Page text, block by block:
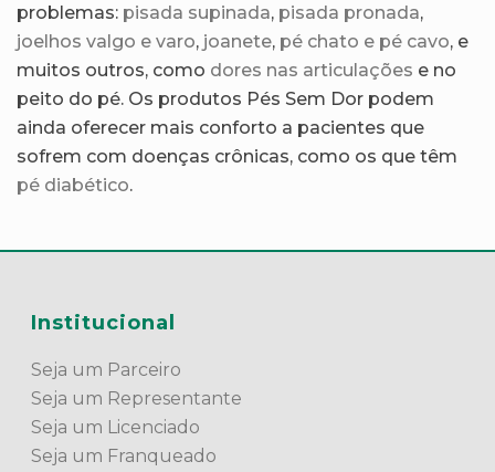
problemas: pisada supinada, pisada pronada,
joelhos valgo e varo, joanete, pé chato e pé cavo, e
muitos outros, como dores nas articulações e no
peito do pé. Os produtos Pés Sem Dor podem
ainda oferecer mais conforto a pacientes que
sofrem com doenças crônicas, como os que têm
pé diabético.
Institucional
Seja um Parceiro
Seja um Representante
Seja um Licenciado
Seja um Franqueado